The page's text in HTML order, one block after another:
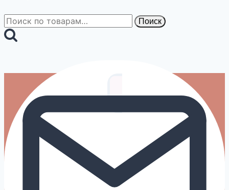
Искать: Поиск